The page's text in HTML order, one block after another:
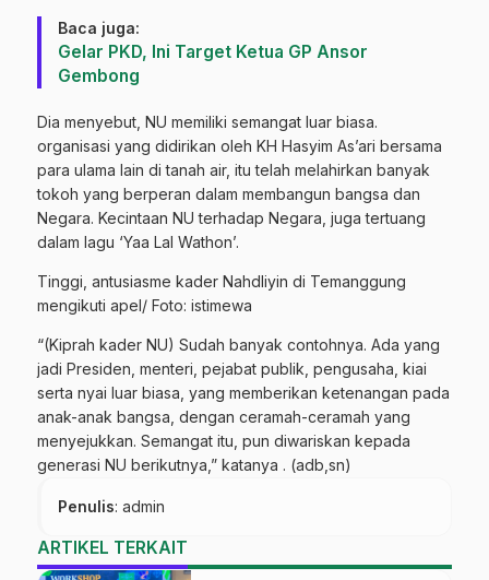
Baca juga:
Gelar PKD, Ini Target Ketua GP Ansor
Gembong
Dia menyebut, NU memiliki semangat luar biasa.
organisasi yang didirikan oleh KH Hasyim As’ari bersama
para ulama lain di tanah air, itu telah melahirkan banyak
tokoh yang berperan dalam membangun bangsa dan
Negara. Kecintaan NU terhadap Negara, juga tertuang
dalam lagu ‘Yaa Lal Wathon’.
Tinggi, antusiasme kader Nahdliyin di Temanggung
mengikuti apel/ Foto: istimewa
“(Kiprah kader NU) Sudah banyak contohnya. Ada yang
jadi Presiden, menteri, pejabat publik, pengusaha, kiai
serta nyai luar biasa, yang memberikan ketenangan pada
anak-anak bangsa, dengan ceramah-ceramah yang
menyejukkan. Semangat itu, pun diwariskan kepada
generasi NU berikutnya,” katanya . (adb,sn)
Penulis: admin
ARTIKEL TERKAIT